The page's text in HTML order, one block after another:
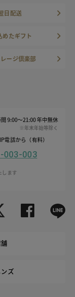
日配送
めたギフト
ージ倶楽部
9:00～21:00 年中無休
※年末年始等除く
電話から（有料）
003-003
します
ンズ